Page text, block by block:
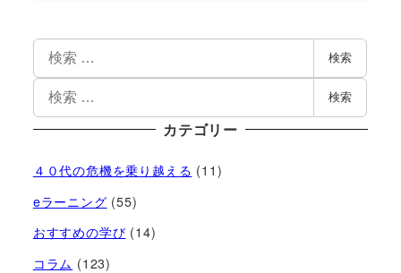
検索
検索
カテゴリー
４０代の危機を乗り越える (11)
eラーニング (55)
おすすめの学び (14)
コラム (123)